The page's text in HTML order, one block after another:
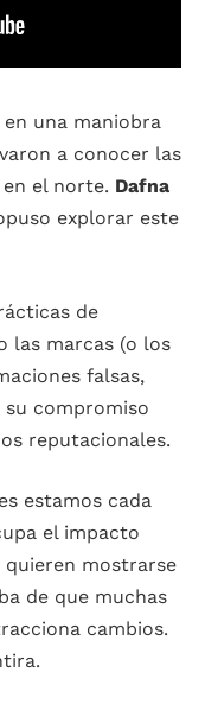
una maniobra
a conocer las
el norte. Dafna
explorar este
de
las marcas (o los
falsas,
su compromiso
reputacionales.
estamos cada
el impacto
quieren mostrarse
de que muchas
cambios.